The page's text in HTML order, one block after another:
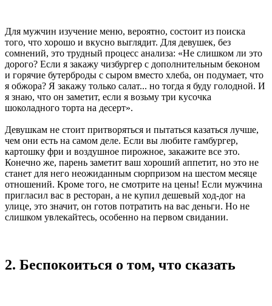
Для мужчин изучение меню, вероятно, состоит из поиска
того, что хорошо и вкусно выглядит. Для девушек, без
сомнений, это трудный процесс анализа: «Не слишком ли это
дорого? Если я закажу чизбургер с дополнительным беконом
и горячие бутерброды с сыром вместо хлеба, он подумает, что
я обжора? Я закажу только салат... но тогда я буду голодной. И
я знаю, что он заметит, если я возьму три кусочка
шоколадного торта на десерт».
Девушкам не стоит притворяться и пытаться казаться лучше,
чем они есть на самом деле. Если вы любите гамбургер,
картошку фри и воздушное пирожное, закажите все это.
Конечно же, парень заметит ваш хороший аппетит, но это не
станет для него неожиданным сюрпризом на шестом месяце
отношений. Кроме того, не смотрите на цены! Если мужчина
пригласил вас в ресторан, а не купил дешевый ход-дог на
улице, это значит, он готов потратить на вас деньги. Но не
слишком увлекайтесь, особенно на первом свидании.
2. Беспокоиться о том, что сказать